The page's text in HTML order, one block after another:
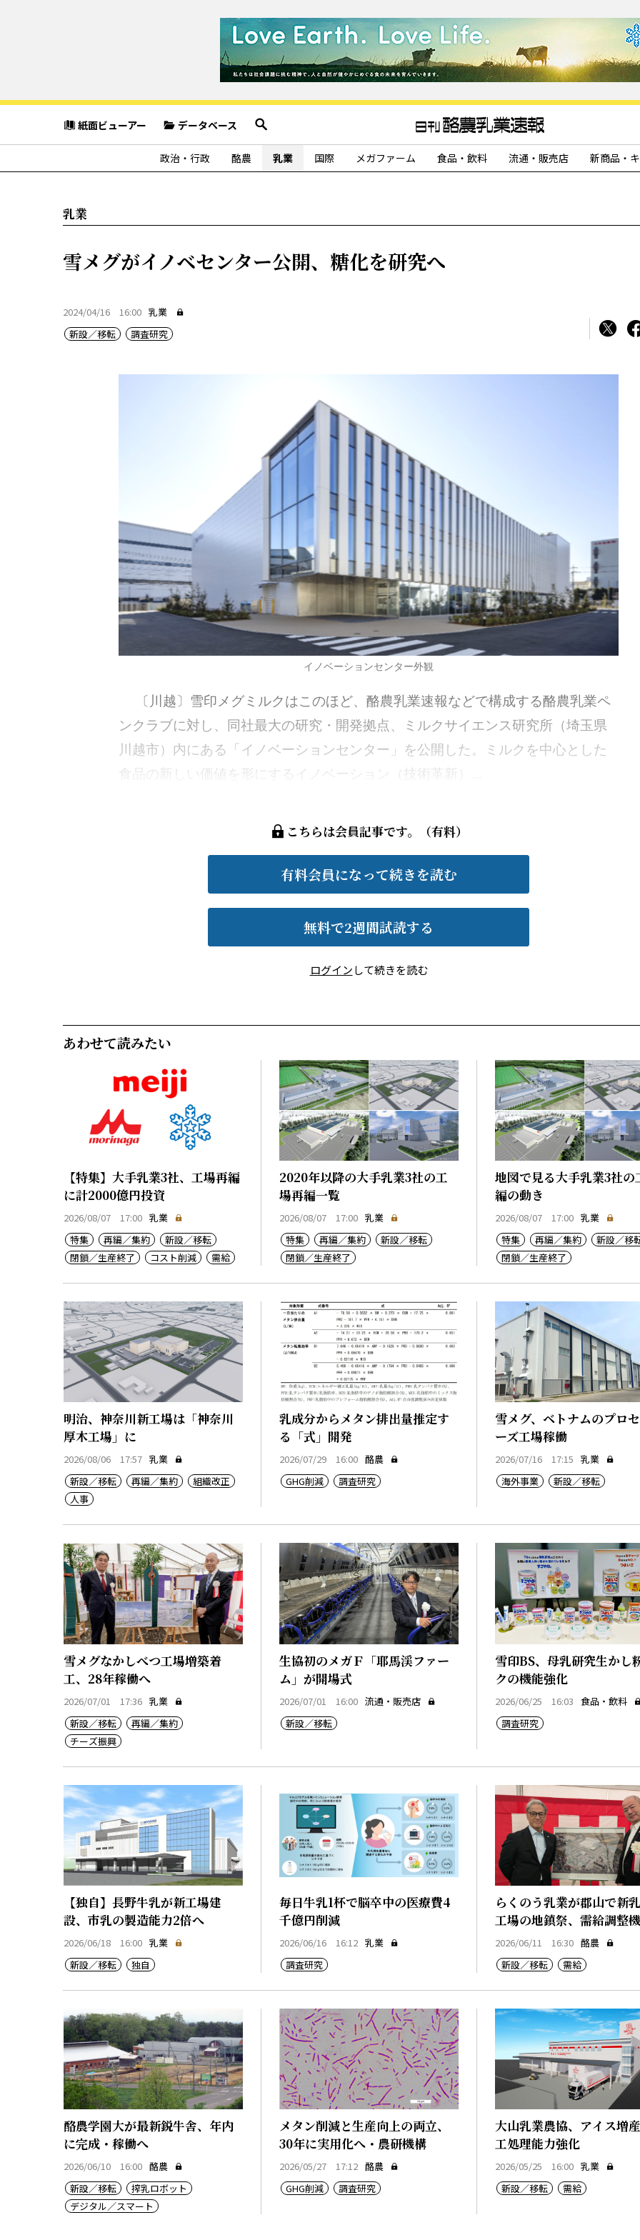
紙面ビューアー データベース
政治・行政 酪農 乳業 国際 メガファーム 食品・飲料 流通・販売店 新商品・
乳業
雪メグがイノベセンター公開、糖化を研究へ
2024/04/16 16:00 乳業
新設／移転
調査研究
イノベーションセンター外観
〔川越〕雪印メグミルクはこのほど、酪農乳業速報などで構成する酪農乳業ペ
ンクラブに対し、同社最大の研究・開発拠点、ミルクサイエンス研究所（埼玉県
川越市）内にある「イノベーションセンター」を公開した。ミルクを中心とした
食品の新しい価値を形にするイノベーション（技術革新）...
こちらは会員記事です。（有料）
有料会員になって続きを読む
無料で2週間試読する
ログインして続きを読む
あわせて読みたい
【特集】大手乳業3社、工場再編
に計2000億円投資
2026/08/07 17:00 乳業
特集
再編／集約
新設／移転
閉鎖／生産終了
コスト削減
需給
2020年以降の大手乳業3社の工
場再編一覧
2026/08/07 17:00 乳業
特集
再編／集約
新設／移転
閉鎖／生産終了
地図で見る大手乳業3社の
編の動き
2026/08/07 17:00 乳業
特集
再編／集約
新設／移
閉鎖／生産終了
明治、神奈川新工場は「神奈川
厚木工場」に
2026/08/06 17:57 乳業
新設／移転
再編／集約
組織改正
人事
乳成分からメタン排出量推定す
る「式」開発
2026/07/29 16:00 酪農
GHG削減
調査研究
雪メグ、ベトナムのプロ
ーズ工場稼働
2026/07/16 17:15 乳業
海外事業
新設／移転
雪メグなかしべつ工場増築着
工、28年稼働へ
2026/07/01 17:36 乳業
新設／移転
再編／集約
チーズ振興
生協初のメガＦ「耶馬渓ファー
ム」が開場式
2026/07/01 16:00 流通・販売店
新設／移転
雪印BS、母乳研究生かし
クの機能強化
2026/06/25 16:03 食品・飲料
調査研究
【独自】長野牛乳が新工場建
設、市乳の製造能力2倍へ
2026/06/18 16:00 乳業
新設／移転
独自
毎日牛乳1杯で脳卒中の医療費4
千億円削減
2026/06/16 16:12 乳業
調査研究
らくのう乳業が郡山で新
工場の地鎮祭、需給調整
化へ
2026/06/11 16:30 酪農
新設／移転
需給
酪農学園大が最新鋭牛舎、年内
に完成・稼働へ
2026/06/10 16:00 酪農
新設／移転
搾乳ロボット
デジタル／スマート
メタン削減と生産向上の両立、
30年に実用化へ・農研機構
2026/05/27 17:12 酪農
GHG削減
調査研究
大山乳業農協、アイス増
工処理能力強化
2026/05/25 16:00 乳業
新設／移転
需給